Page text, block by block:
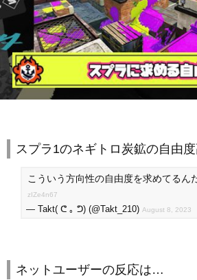
スプラ1のネギトロ炭鉱の自由
こういう方向性の自由度を求めてるん
zIZe4n67
— Takt( ᕦ ｡ ᕤ) (@Takt_210) August 8, 2023
ネットユーザーの反応は…